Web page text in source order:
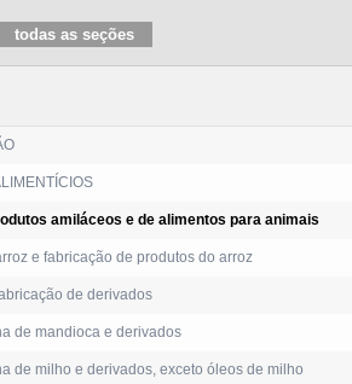
amiláceos e de alimentos para animais
e fabricação de produtos do arroz
de derivados
de mandioca e derivados
de milho e derivados, exceto óleos de milho